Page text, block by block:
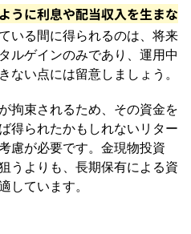
うに利息や配当収入を生まな
いる間に得られるのは、将来
ルゲインのみであり、運用中
ない点には留意しましょう。
拘束されるため、その資金を
得られたかもしれないリター
慮が必要です。金現物投資
うよりも、長期保有による資
しています。